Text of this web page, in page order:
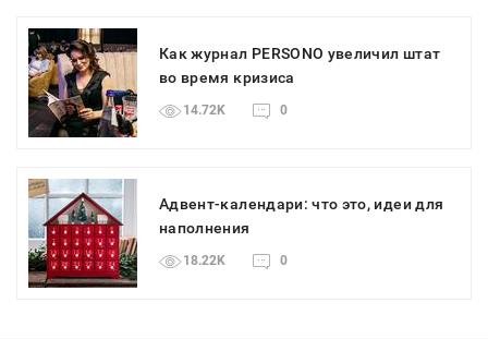
Как журнал PERSONO увеличил штат
во время кризиса
14.72K 0
Адвент-календари: что это, идеи для
наполнения
18.22K 0